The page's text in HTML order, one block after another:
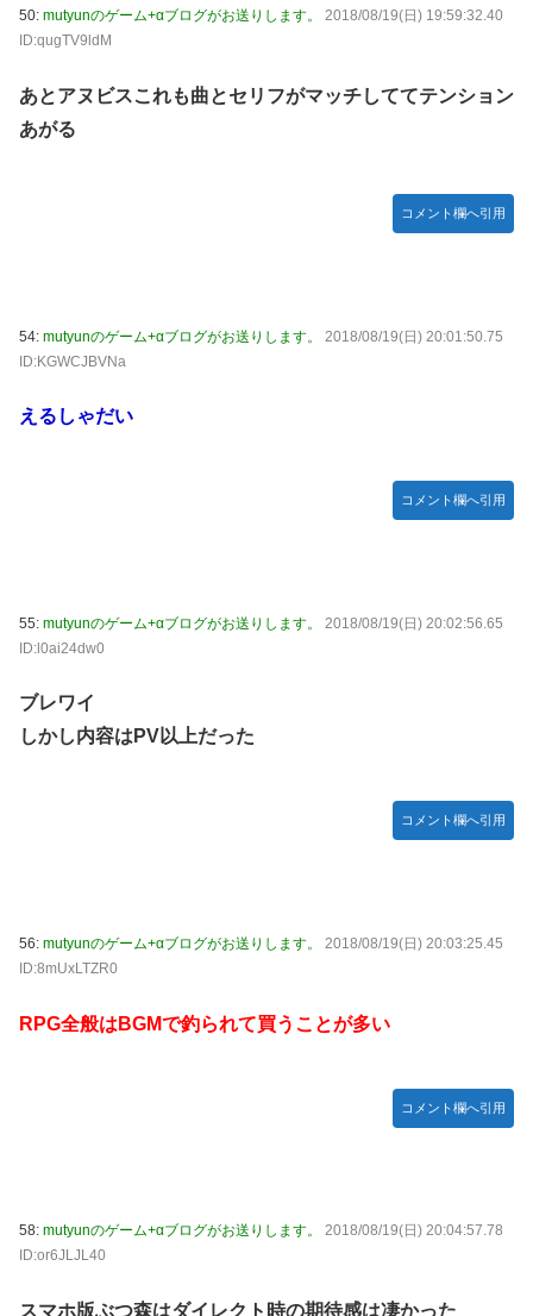
50: mutyunのゲーム+αブログがお送りします。
2018/08/19(日) 19:59:32.40
ID:qugTV9ldM
あとアヌビスこれも曲とセリフがマッチしててテンション
あがる
コメント欄へ引用
54: mutyunのゲーム+αブログがお送りします。
2018/08/19(日) 20:01:50.75
ID:KGWCJBVNa
えるしゃだい
コメント欄へ引用
55: mutyunのゲーム+αブログがお送りします。
2018/08/19(日) 20:02:56.65
ID:l0ai24dw0
ブレワイ
しかし内容はPV以上だった
コメント欄へ引用
56: mutyunのゲーム+αブログがお送りします。
2018/08/19(日) 20:03:25.45
ID:8mUxLTZR0
RPG全般はBGMで釣られて買うことが多い
コメント欄へ引用
58: mutyunのゲーム+αブログがお送りします。
2018/08/19(日) 20:04:57.78
ID:or6JLJL40
スマホ版ぶつ森はダイレクト時の期待感は凄かった